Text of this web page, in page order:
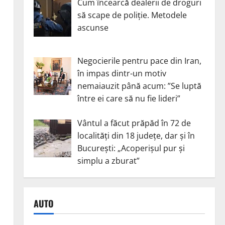
Cum încearcă dealerii de droguri
să scape de poliție. Metodele
ascunse
Negocierile pentru pace din Iran,
în impas dintr-un motiv
nemaiauzit până acum: ”Se luptă
între ei care să nu fie lideri”
Vântul a făcut prăpăd în 72 de
localități din 18 județe, dar și în
București: „Acoperișul pur și
simplu a zburat”
AUTO